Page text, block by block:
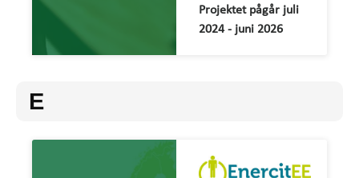
Projektet pågår juli
2024 - juni 2026
E